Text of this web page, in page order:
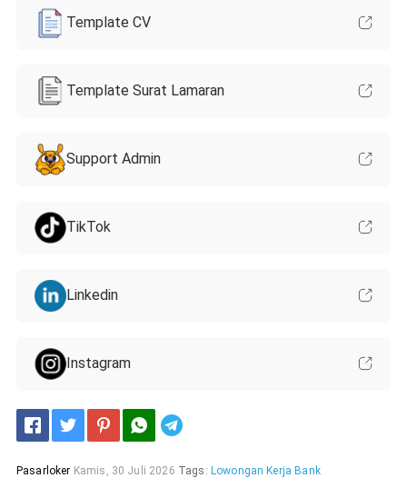
Template CV
Template Surat Lamaran
Support Admin
TikTok
Linkedin
Instagram
Pasarloker Kamis, 30 Juli 2026 Tags: Lowongan Kerja Bank